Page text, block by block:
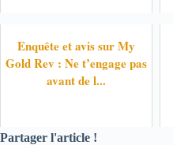
Enquête et avis sur My
Gold Rev : Ne t’engage pas
avant de l...
Partager l'article !